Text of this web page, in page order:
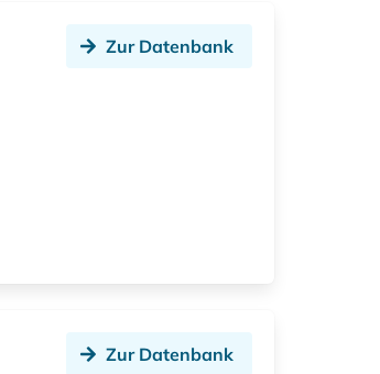
Zur Datenbank
Zur Datenbank